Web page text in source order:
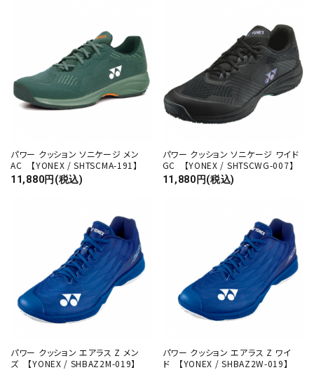
パワー クッション ソニケージ メン
AC 【YONEX / SHTSCMA-191】
11,880円(税込)
パワー クッション ソニケージ ワイド
GC 【YONEX / SHTSCWG-007】
11,880円(税込)
パワー クッション エアラス Z メン
ズ 【YONEX / SHBAZ2M-019】
パワー クッション エアラス Z ワイ
ド 【YONEX / SHBAZ2W-019】
検索する